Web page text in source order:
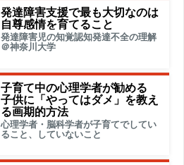
発達障害支援で最も大切なのは
自尊感情を育てること
発達障害児の知覚認知発達不全の理解
＠神奈川大学
子育て中の心理学者が勧める
子供に「やってはダメ」を教え
る画期的方法
心理学者・脳科学者が子育てでしてい
ること、していないこと